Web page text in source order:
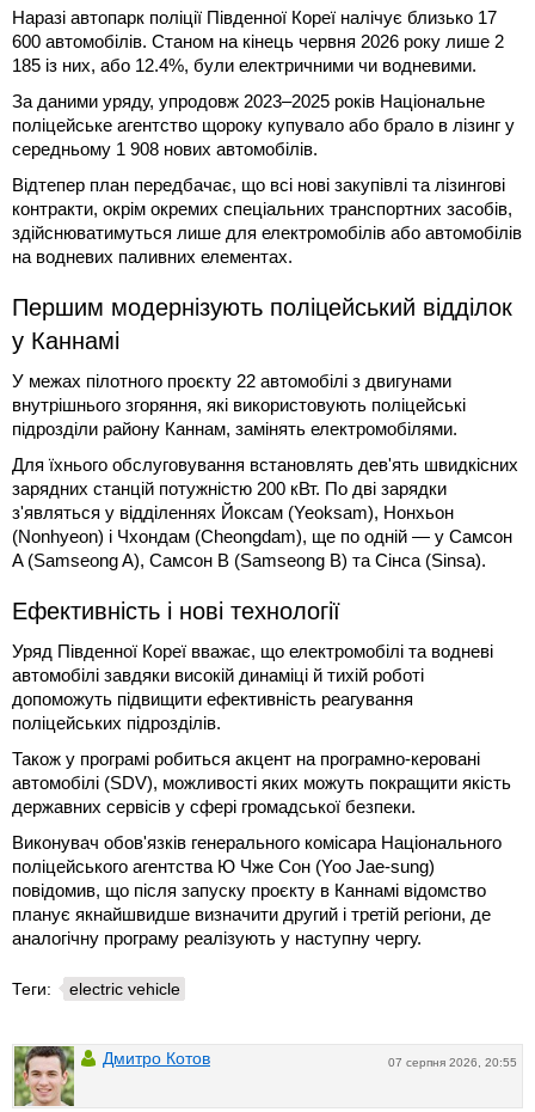
Наразі автопарк поліції Південної Кореї налічує близько 17
600 автомобілів. Станом на кінець червня 2026 року лише 2
185 із них, або 12.4%, були електричними чи водневими.
За даними уряду, упродовж 2023–2025 років Національне
поліцейське агентство щороку купувало або брало в лізинг у
середньому 1 908 нових автомобілів.
Відтепер план передбачає, що всі нові закупівлі та лізингові
контракти, окрім окремих спеціальних транспортних засобів,
здійснюватимуться лише для електромобілів або автомобілів
на водневих паливних елементах.
Першим модернізують поліцейський відділок
у Каннамі
У межах пілотного проєкту 22 автомобілі з двигунами
внутрішнього згоряння, які використовують поліцейські
підрозділи району Каннам, замінять електромобілями.
Для їхнього обслуговування встановлять дев'ять швидкісних
зарядних станцій потужністю 200 кВт. По дві зарядки
з'являться у відділеннях Йоксам (Yeoksam), Нонхьон
(Nonhyeon) і Чхондам (Cheongdam), ще по одній — у Самсон
A (Samseong A), Самсон B (Samseong B) та Сінса (Sinsa).
Ефективність і нові технології
Уряд Південної Кореї вважає, що електромобілі та водневі
автомобілі завдяки високій динаміці й тихій роботі
допоможуть підвищити ефективність реагування
поліцейських підрозділів.
Також у програмі робиться акцент на програмно-керовані
автомобілі (SDV), можливості яких можуть покращити якість
державних сервісів у сфері громадської безпеки.
Виконувач обов'язків генерального комісара Національного
поліцейського агентства Ю Чже Сон (Yoo Jae-sung)
повідомив, що після запуску проєкту в Каннамі відомство
планує якнайшвидше визначити другий і третій регіони, де
аналогічну програму реалізують у наступну чергу.
Теги: electric vehicle
07 серпня 2026, 20:55
Дмитро Котов